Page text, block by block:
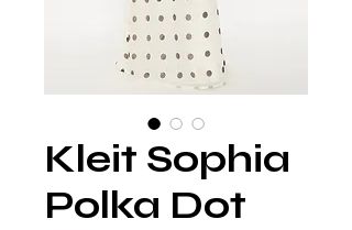
Kleit Sophia
Polka Dot